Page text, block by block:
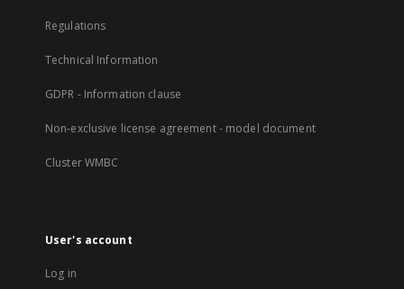
Regulations
Technical Information
GDPR - Information clause
Non-exclusive license agreement - model document
Cluster WMBC
User's account
Log in